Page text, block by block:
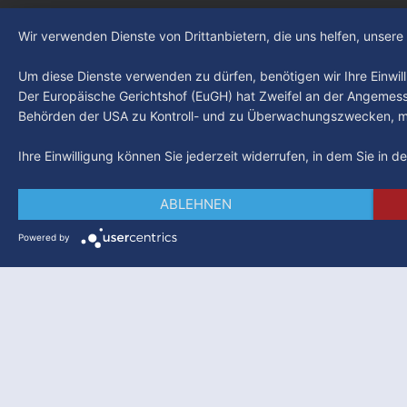
Wir verwenden Dienste von Drittanbietern, die uns helfen,
Um diese Dienste verwenden zu dürfen, benötigen wir Ihre
Der Europäische Gerichtshof (EuGH) hat Zweifel an der
Behörden der USA zu Kontroll- und zu
Ihre Einwilligung können Sie jederzeit widerrufen, in dem Sie in
ABLEHNEN
Powered by